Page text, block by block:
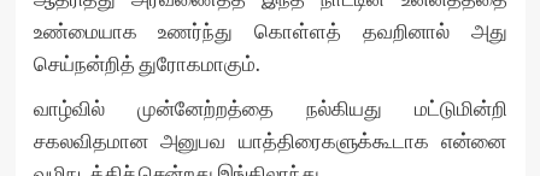
உண்மையாக உணர்ந்து கொள்ளத் தவறினால் அது
செய்நன்றித் துரோகமாகும்.
வாழ்வில் முன்னேற்றத்தை நல்கியது மட்டுமின்றி
சகலவிதமான அனுபவ யாத்திரைகளுக்கூடாக என்னை